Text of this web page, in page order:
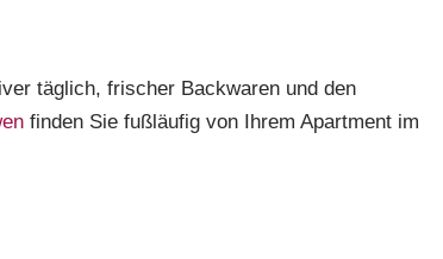
täglich, frischer Backwaren und den
finden Sie fußläufig von Ihrem Apartment im